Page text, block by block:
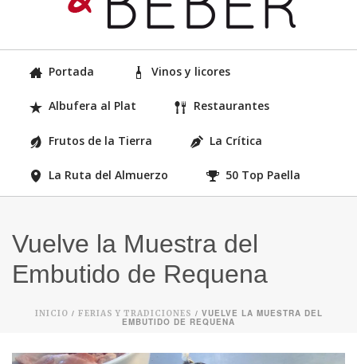
Portada Vinos y licores
Albufera al Plat Restaurantes
Frutos de la Tierra La Crítica
La Ruta del Almuerzo 50 Top Paella
Vuelve la Muestra del
Embutido de Requena
INICIO / FERIAS Y TRADICIONES / VUELVE LA MUESTRA DEL
EMBUTIDO DE REQUENA